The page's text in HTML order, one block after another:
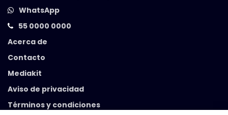
WhatsApp
55 0000 0000
Acerca de
Contacto
Mediakit
Aviso de privacidad
Términos y condiciones